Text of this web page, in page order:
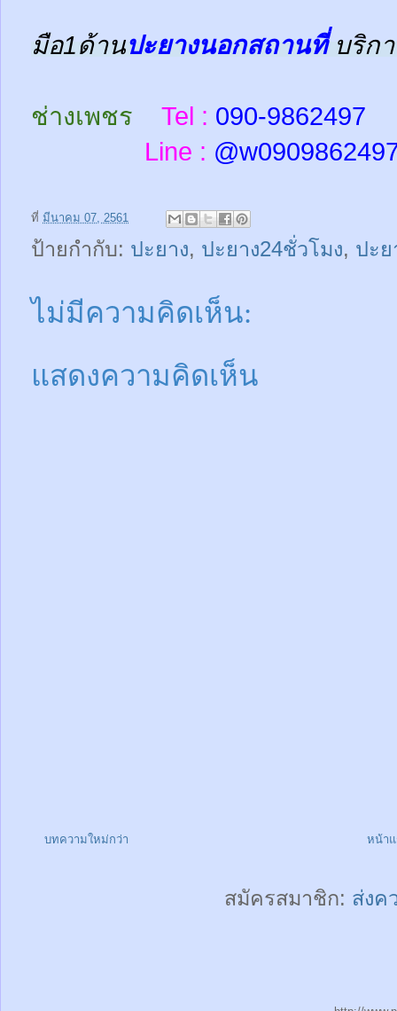
มือ1ด้านปะยางนอกสถานที่ บริก
ช่างเพชร Tel : 090-9862497
Line : @w
ที่ มีนาคม 07, 2561
ป้ายกำกับ: ปะยาง, ปะยาง24ชั่วโมง, ปะ
ไม่มีความคิดเห็น:
แสดงความคิดเห็น
บทความใหม่กว่า หน้า
สมัครสมาชิก: ส่งค